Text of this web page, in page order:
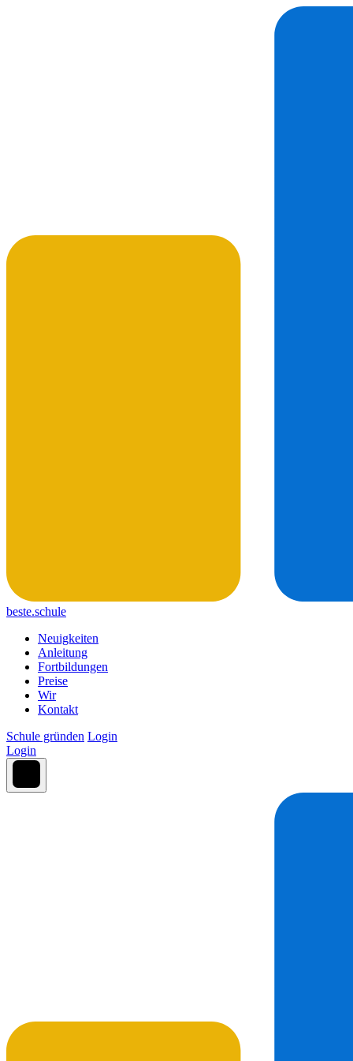
beste.schule
Neuigkeiten
Anleitung
Fortbildungen
Preise
Wir
Kontakt
Schule gründen Login
Login